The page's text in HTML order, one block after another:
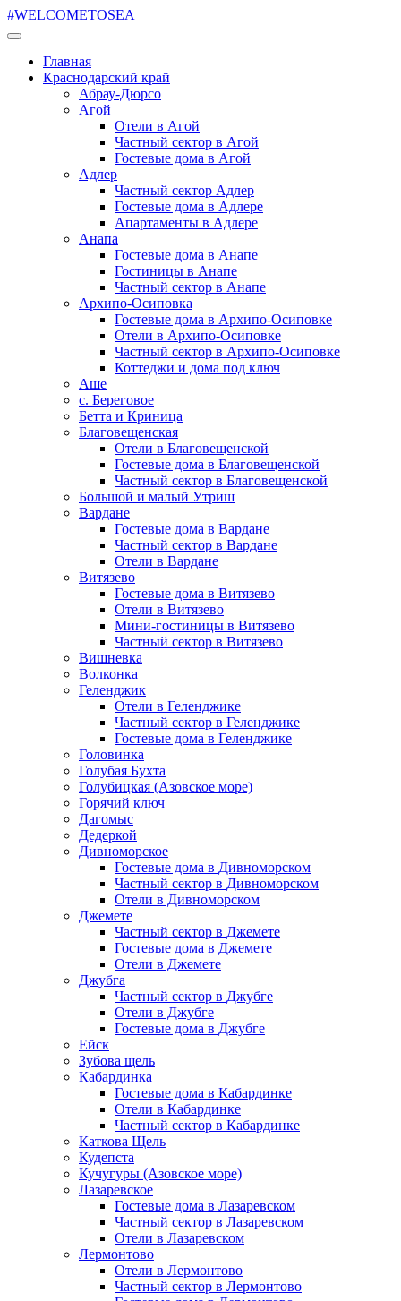
#WELCOMETOSEA
Главная
Краснодарский край
Абрау-Дюрсо
Агой
Отели в Агой
Частный сектор в Агой
Гостевые дома в Агой
Адлер
Частный сектор Адлер
Гостевые дома в Адлере
Апартаменты в Адлере
Анапа
Гостевые дома в Анапе
Гостиницы в Анапе
Частный сектор в Анапе
Архипо-Осиповка
Гостевые дома в Архипо-Осиповке
Отели в Архипо-Осиповке
Частный сектор в Архипо-Осиповке
Коттеджи и дома под ключ
Аше
с. Береговое
Бетта и Криница
Благовещенская
Отели в Благовещенской
Гостевые дома в Благовещенской
Частный сектор в Благовещенской
Большой и малый Утриш
Вардане
Гостевые дома в Вардане
Частный сектор в Вардане
Отели в Вардане
Витязево
Гостевые дома в Витязево
Отели в Витязево
Мини-гостиницы в Витязево
Частный сектор в Витязево
Вишневка
Волконка
Геленджик
Отели в Геленджике
Частный сектор в Геленджике
Гостевые дома в Геленджике
Головинка
Голубая Бухта
Голубицкая (Азовское море)
Горячий ключ
Дагомыс
Дедеркой
Дивноморское
Гостевые дома в Дивноморском
Частный сектор в Дивноморском
Отели в Дивноморском
Джемете
Частный сектор в Джемете
Гостевые дома в Джемете
Отели в Джемете
Джубга
Частный сектор в Джубге
Отели в Джубге
Гостевые дома в Джубге
Ейск
Зубова щель
Кабардинка
Гостевые дома в Кабардинке
Отели в Кабардинке
Частный сектор в Кабардинке
Каткова Щель
Кудепста
Кучугуры (Азовское море)
Лазаревское
Гостевые дома в Лазаревском
Частный сектор в Лазаревском
Отели в Лазаревском
Лермонтово
Отели в Лермонтово
Частный сектор в Лермонтово